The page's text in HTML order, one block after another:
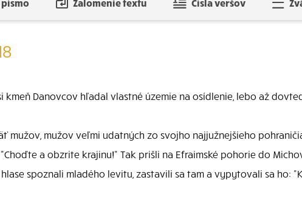
kmeň Danovcov hľadal vlastné územie na osídlenie, lebo až
mužov, mužov veľmi udatných zo svojho najjužnejšieho
a obzrite krajinu!" Tak prišli na Efraimské pohorie do
spoznali mladého levitu, zastavili sa tam a vypytovali sa ho: